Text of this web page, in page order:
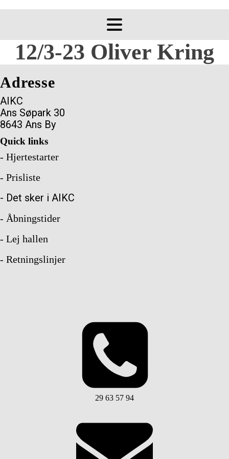
12/3-23 Oliver Kring
Adresse
AIKC
Ans Søpark 30
8643 Ans By
Quick links
- Hjertestarter
- Prisliste
- Det sker i AIKC
- Åbningstider
- Lej hallen
- Retningslinjer
29 63 57 94